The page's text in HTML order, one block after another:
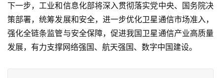
下一步，工业和信息化部将深入贯彻落实党中央、国务院决
策部署，统筹发展和安全，进一步优化卫星通信市场准入，
强化全链条监管与安全保障，促进我国卫星通信产业高质量
发展，有力支撑网络强国、航天强国、数字中国建设。